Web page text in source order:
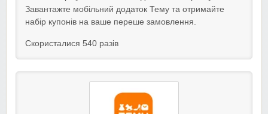
Завантажте мобільний додаток Тему та отримайте
набір купонів на ваше переше замовлення.
Скористалися 540 разів